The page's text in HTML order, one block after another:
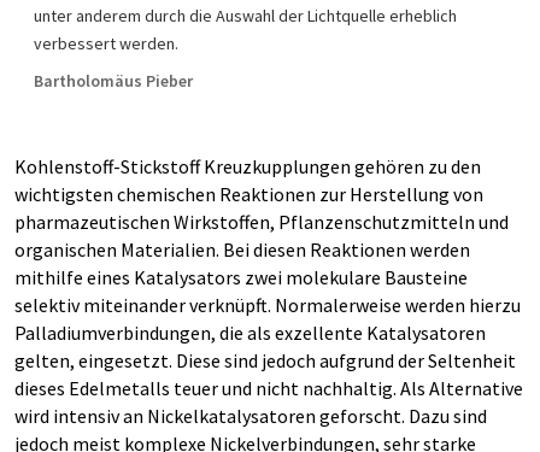
unter anderem durch die Auswahl der Lichtquelle erheblich
verbessert werden.
Bartholomäus Pieber
Kohlenstoff-Stickstoff Kreuzkupplungen gehören zu den
wichtigsten chemischen Reaktionen zur Herstellung von
pharmazeutischen Wirkstoffen, Pflanzenschutzmitteln und
organischen Materialien. Bei diesen Reaktionen werden
mithilfe eines Katalysators zwei molekulare Bausteine
selektiv miteinander verknüpft. Normalerweise werden hierzu
Palladiumverbindungen, die als exzellente Katalysatoren
gelten, eingesetzt. Diese sind jedoch aufgrund der Seltenheit
dieses Edelmetalls teuer und nicht nachhaltig. Als Alternative
wird intensiv an Nickelkatalysatoren geforscht. Dazu sind
jedoch meist komplexe Nickelverbindungen, sehr starke